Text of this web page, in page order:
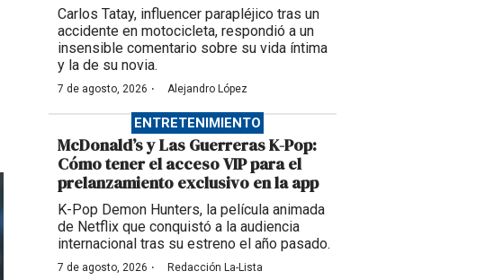
Carlos Tatay, influencer parapléjico tras un
accidente en motocicleta, respondió a un
insensible comentario sobre su vida íntima
y la de su novia.
7 de agosto, 2026 · Alejandro López
ENTRETENIMIENTO
McDonald’s y Las Guerreras K-Pop:
Cómo tener el acceso VIP para el
prelanzamiento exclusivo en la app
K-Pop Demon Hunters, la película animada
de Netflix que conquistó a la audiencia
internacional tras su estreno el año pasado.
7 de agosto, 2026 · Redacción La-Lista